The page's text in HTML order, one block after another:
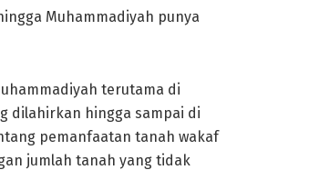
Muhammadiyah punya
terutama di
dilahirkan hingga sampai di
pemanfaatan tanah wakaf
jumlah tanah yang tidak